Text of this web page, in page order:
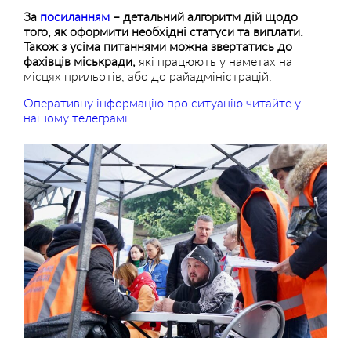
За посиланням – детальний алгоритм дій щодо
того, як оформити необхідні статуси та виплати.
Також з усіма питаннями можна звертатись до
фахівців міськради, які працюють у наметах на
місцях прильотів, або до райадміністрацій.
Оперативну інформацію про ситуацію читайте у
нашому телеграмі